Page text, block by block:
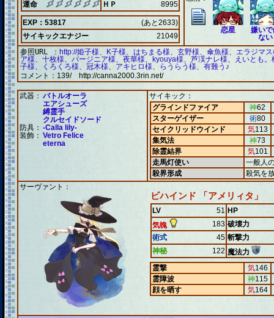
運命 ＨＰ 8995
EXP：53817
(あと2633)
サイキックエナジー
21049
恋星
嫌い
ない
参照URL ： http://姫子様、K子様、はちまる様、玄野様、傘魚様、エラジマ
ア様、十枚様、バージニア様、夜華様、kyouya様、芦渓ナレ様、えいとも
子様、くろくろ様、冠木様、アキヒロ様、らうらう様、有難う♪
コメント： 139/ http://canna2000.3rin.net/
武器： バトルオーラ
エアシューズ
縛霊手
クルセイドソード
防具： -Calla lily-
装飾： Vetro Felice
eterna
サイキック：
グラインドファイア
神62
スターゲイザー
術80
セイクリッドウインド
気113
集気法
神73
除霊結界
気101
走馬灯使い
一般人
殺界形成
殺気を
サーヴァント：
ビハインド 「アメリィタ」
LV 51 HP
気魄
183 破壊力
術式
45 斬撃力
神秘
122 魔法力
霊撃
気146
霊障波
神115
顔を晒す
気164